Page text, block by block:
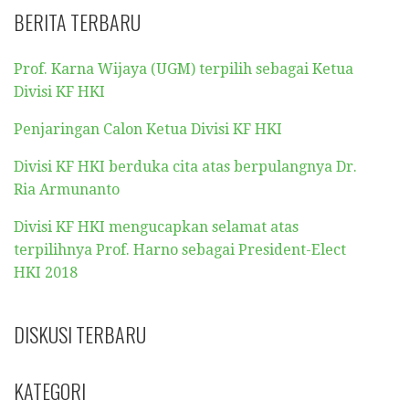
R
C
F
O
R
BERITA TERBARU
Prof. Karna Wijaya (UGM) terpilih sebagai Ketua
Divisi KF HKI
Penjaringan Calon Ketua Divisi KF HKI
Divisi KF HKI berduka cita atas berpulangnya Dr.
Ria Armunanto
Divisi KF HKI mengucapkan selamat atas
terpilihnya Prof. Harno sebagai President-Elect
HKI 2018
DISKUSI TERBARU
KATEGORI